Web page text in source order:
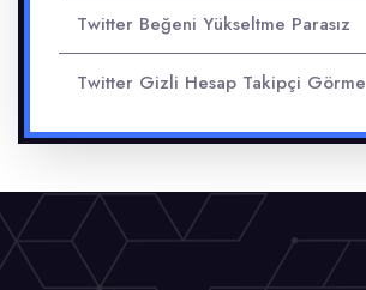
Twitter Beğeni Yükseltme Parasız
Twitter Gizli Hesap Takipçi Görme